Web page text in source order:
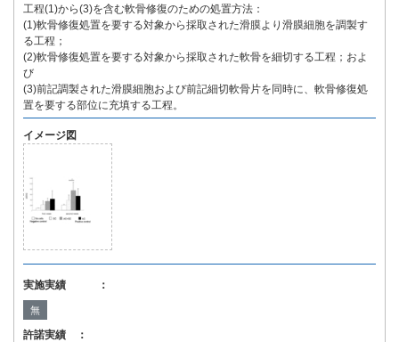
工程(1)から(3)を含む軟骨修復のための処置方法：
(1)軟骨修復処置を要する対象から採取された滑膜より滑膜細胞を調製す
る工程；
(2)軟骨修復処置を要する対象から採取された軟骨を細切する工程；およ
び
(3)前記調製された滑膜細胞および前記細切軟骨片を同時に、軟骨修復処
置を要する部位に充填する工程。
イメージ図
実施実績 ：
無
許諾実績 ：